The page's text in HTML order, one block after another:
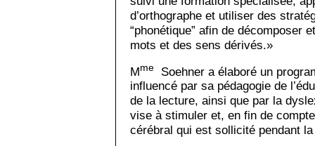
d’orthographe et utiliser des
“phonétique” afin de décomposer
mots et des sens dérivés.»
Mme
Soehner a élaboré un
influencé par sa pédagogie de
de la lecture, ainsi que par la
vise à stimuler et, en fin de
cérébral qui est sollicité pendant